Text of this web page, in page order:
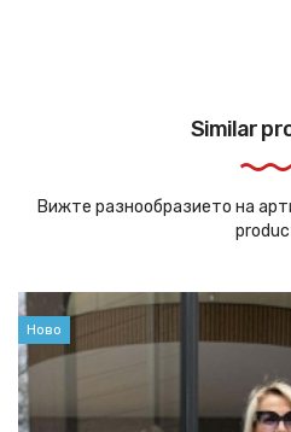
Similar
Вижте разнообразието на
Ново